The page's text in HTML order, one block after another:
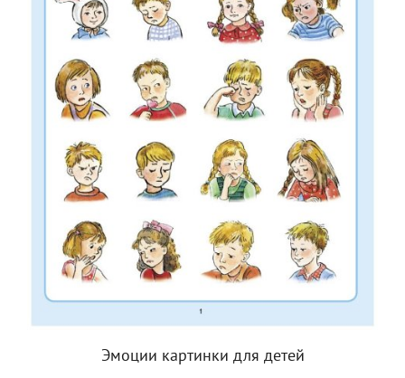
Эмоции картинки для детей